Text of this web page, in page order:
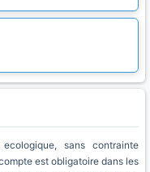
sans contrainte
est obligatoire dans les